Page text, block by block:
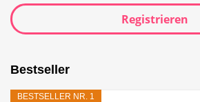
Registrieren
Bestseller
BESTSELLER NR. 1